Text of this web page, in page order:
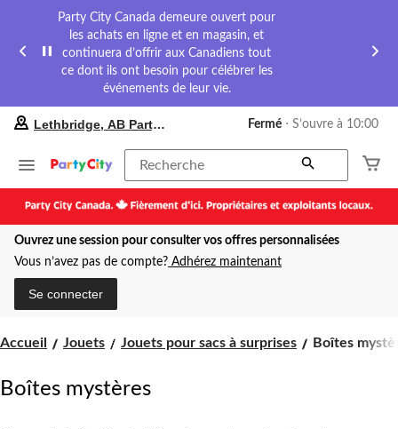
Party City Canada demeure ouvert pour
les achats en ligne et en magasin, et
continuera d’offrir aux Canadiens tout
ce dont ils ont besoin pour célébrer les
événements de leur vie.
préféré
Lethbridge,
Party
City,
courament
Fermé,
pour
Lethbridge, AB Party City Fermé ⋅ S’ouvre à 10:00
Recherche
Ouvrez une session pour consulter vos offres personnalisées
Vous n’avez pas de compte? Adhérez maintenant
Se connecter
Accueil Jouets Jouets pour sacs à surprises
Boîtes
Boîtes
Boîtes mystères